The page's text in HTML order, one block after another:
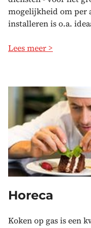
mogelijkheid om per
installeren is o.a.
Lees meer >
Horeca
Koken op gas is een